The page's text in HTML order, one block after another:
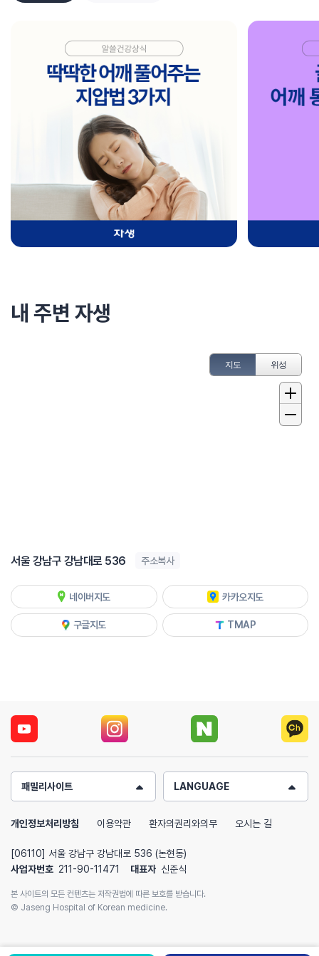
내 주변 자생
지도 위성
서울 강남구 강남대로 536 주소복사
네이버지도 카카오지도
구글지도 TMAP
패밀리사이트 LANGUAGE
개인정보처리방침 이용약관 환자의권리와의무 오시는 길
[06110] 서울 강남구 강남대로 536 (논현동)
사업자번호 211-90-11471 대표자 신준식
본 사이트의 모든 컨텐츠는 저작권법에 따른 보호를 받습니다.
© Jaseng Hospital of Korean medicine.